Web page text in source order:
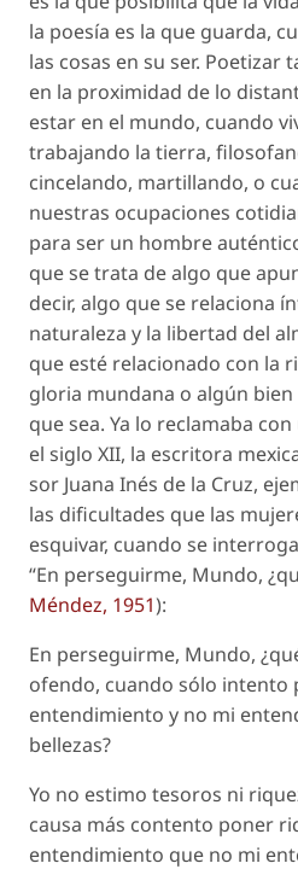
la poesía es la que guarda,
las cosas en su ser. Poetizar
en la proximidad de lo
estar en el mundo, cuando
trabajando la tierra,
cincelando, martillando, o
nuestras ocupaciones
para ser un hombre
que se trata de algo que
decir, algo que se relaciona
naturaleza y la libertad del
que esté relacionado con la
gloria mundana o algún
que sea. Ya lo reclamaba
el siglo XII, la escritora
sor Juana Inés de la Cruz,
las dificultades que las
esquivar, cuando se
“En perseguirme, Mundo,
Méndez, 1951):
En perseguirme, Mundo,
ofendo, cuando sólo intento
entendimiento y no mi
bellezas?
Yo no estimo tesoros ni
causa más contento poner
entendimiento que no mi